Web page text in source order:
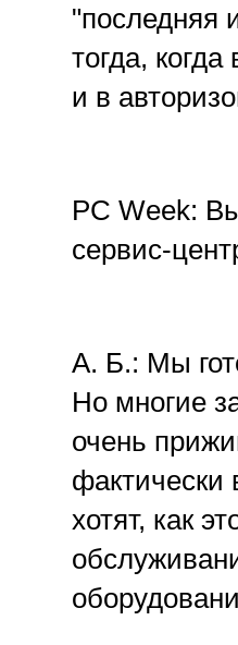
"последняя
тогда,
и в
РС Week:
сервис-
А. Б.: Мы
Но многие
очень
фактически
хотят, как